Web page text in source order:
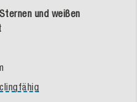
und weißen